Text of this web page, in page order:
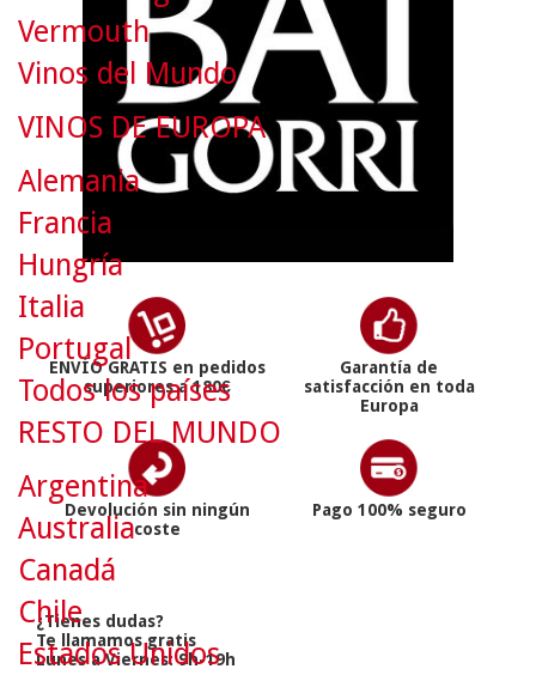
ENVÍO GRATIS en pedidos
superiores a 180€
Garantía de
satisfacción en toda
Europa
Devolución sin ningún
coste
Pago 100% seguro
¿Tienes dudas?
Te llamamos gratis
Lunes a Viernes: 9h-19h
Vermouth
Vinos del Mundo
VINOS DE EUROPA
Alemania
Francia
Hungría
Italia
Portugal
Todos los países
RESTO DEL MUNDO
Argentina
Australia
Canadá
Chile
Estados Unidos